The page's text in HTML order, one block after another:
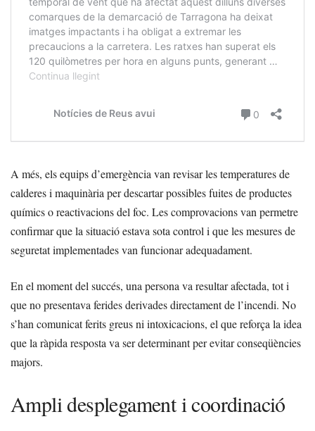
A més, els equips d’emergència van revisar les temperatures de
calderes i maquinària per descartar possibles fuites de productes
químics o reactivacions del foc. Les comprovacions van permetre
confirmar que la situació estava sota control i que les mesures de
seguretat implementades van funcionar adequadament.
En el moment del succés, una persona va resultar afectada, tot i
que no presentava ferides derivades directament de l’incendi. No
s’han comunicat ferits greus ni intoxicacions, el que reforça la idea
que la ràpida resposta va ser determinant per evitar conseqüències
majors.
Ampli desplegament i coordinació